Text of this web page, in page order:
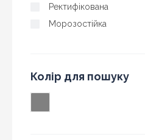
Ректифікована
Морозостійка
Колір для пошуку